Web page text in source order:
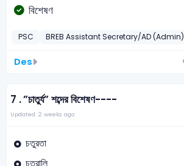
বিশেষণ
PSC BREB Assistant Secretary/AD (Admin)
Des
7 .”চাতুর্য” শব্দের বিশেষণ----
Updated: 2 weeks ago
চতুরতা